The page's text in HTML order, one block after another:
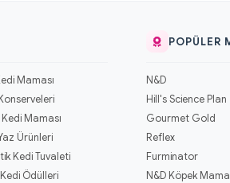
Maması
Maması
Ürünleri
Kedi Tuvaleti
Ödülleri
POPÜLER
N&D
Hill's Science Plan
Gourmet Gold
Reflex
Furminator
N&D Köpek